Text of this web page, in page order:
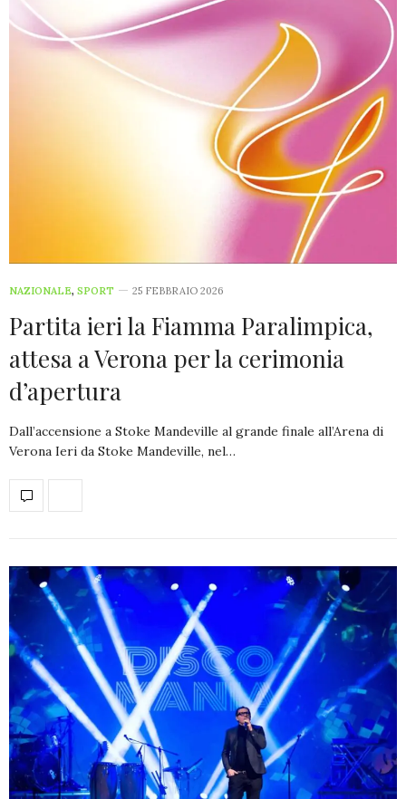
NAZIONALE, SPORT 25 FEBBRAIO 2026
Partita ieri la Fiamma Paralimpica,
attesa a Verona per la cerimonia
d’apertura
Dall’accensione a Stoke Mandeville al grande finale all’Arena di
Verona Ieri da Stoke Mandeville, nel…